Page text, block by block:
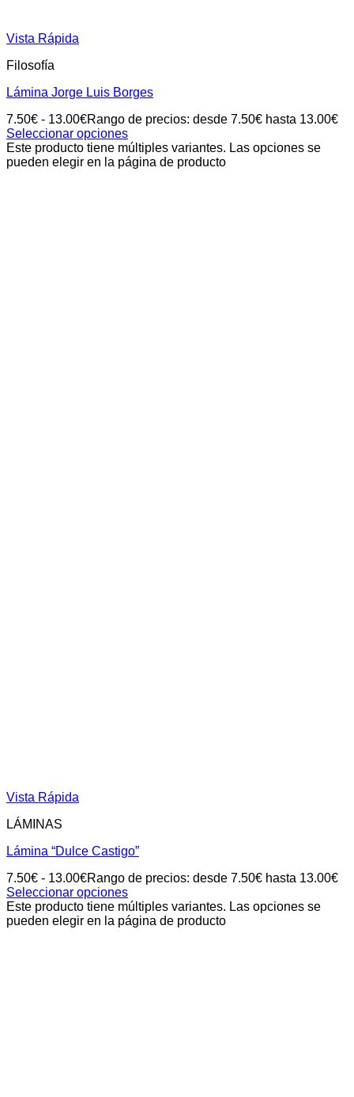
Vista Rápida
Filosofía
Lámina Jorge Luis Borges
7.50€ - 13.00€Rango de precios: desde 7.50€ hasta 13.00€
Seleccionar opciones
Este producto tiene múltiples variantes. Las opciones se
pueden elegir en la página de producto
Vista Rápida
LÁMINAS
Lámina “Dulce Castigo”
7.50€ - 13.00€Rango de precios: desde 7.50€ hasta 13.00€
Seleccionar opciones
Este producto tiene múltiples variantes. Las opciones se
pueden elegir en la página de producto